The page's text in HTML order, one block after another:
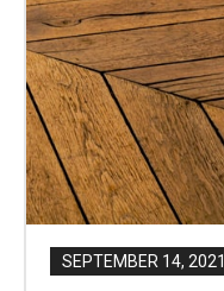
SEPTEMBER 14, 2021